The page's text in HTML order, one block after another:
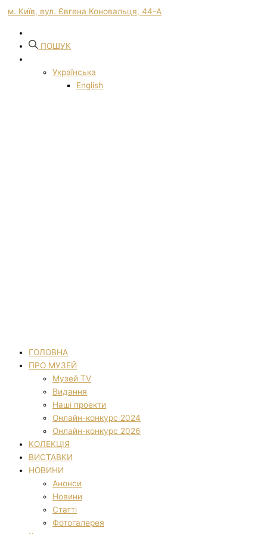
м. Київ, вул. Євгена Коновальця, 44-А
ПОШУК
Українська
English
ГОЛОВНА
ПРО МУЗЕЙ
Музей TV
Видання
Наші проекти
Онлайн-конкурс 2024
Онлайн-конкурс 2026
КОЛЕКЦІЯ
ВИСТАВКИ
НОВИНИ
Анонси
Новини
Статті
Фотогалерея